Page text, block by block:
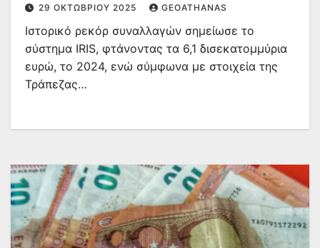
29 ΟΚΤΩΒΡΊΟΥ 2025 GEOATHANAS
Ιστορικό ρεκόρ συναλλαγών σημείωσε το
σύστημα IRIS, φτάνοντας τα 6,1 δισεκατομμύρια
ευρώ, το 2024, ενώ σύμφωνα με στοιχεία της
Τράπεζας…